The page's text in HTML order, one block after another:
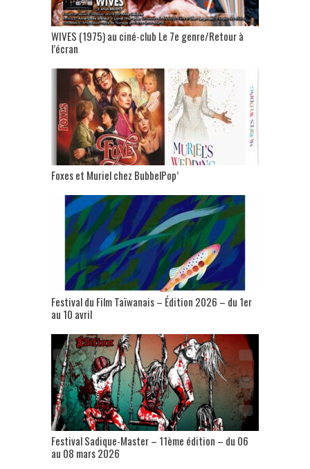
WIVES (1975) au ciné-club Le 7e genre/Retour à
l’écran
Foxes et Muriel chez BubbelPop’
Festival du Film Taïwanais – Édition 2026 – du 1er
au 10 avril
Festival Sadique-Master – 11ème édition – du 06
au 08 mars 2026